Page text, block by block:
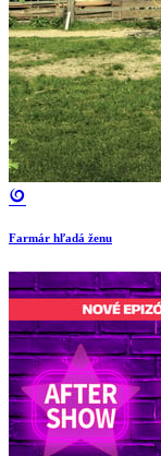
Farmár hľadá ženu